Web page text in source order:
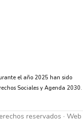
el año 2025 han sido
Sociales y Agenda 2030.
reservados · Web